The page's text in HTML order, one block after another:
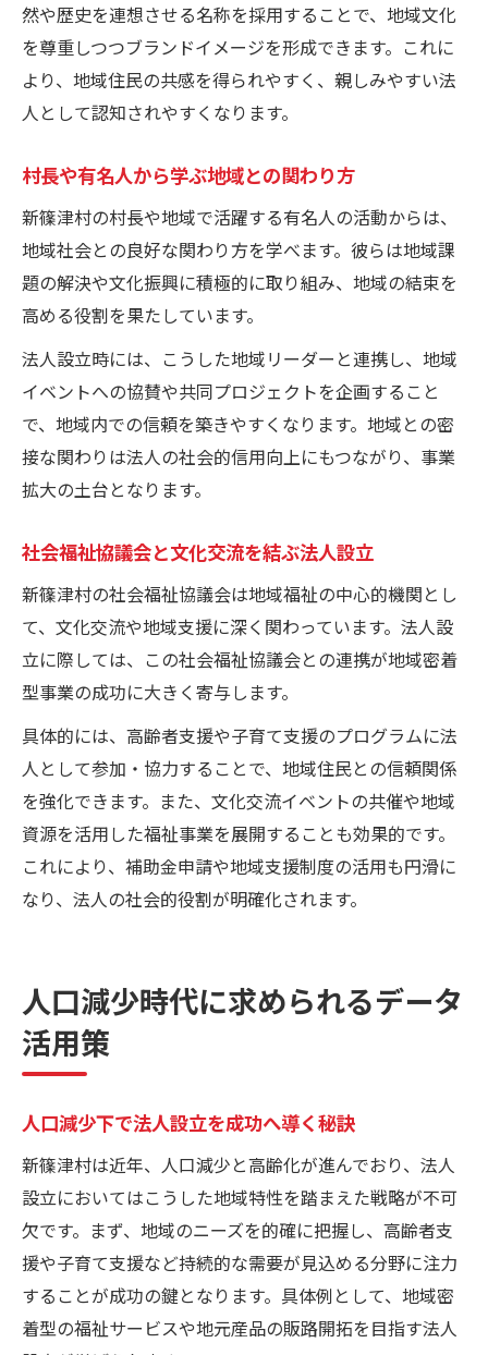
然や歴史を連想させる名称を採用することで、地域文化
を尊重しつつブランドイメージを形成できます。これに
より、地域住民の共感を得られやすく、親しみやすい法
人として認知されやすくなります。
村長や有名人から学ぶ地域との関わり方
新篠津村の村長や地域で活躍する有名人の活動からは、
地域社会との良好な関わり方を学べます。彼らは地域課
題の解決や文化振興に積極的に取り組み、地域の結束を
高める役割を果たしています。
法人設立時には、こうした地域リーダーと連携し、地域
イベントへの協賛や共同プロジェクトを企画すること
で、地域内での信頼を築きやすくなります。地域との密
接な関わりは法人の社会的信用向上にもつながり、事業
拡大の土台となります。
社会福祉協議会と文化交流を結ぶ法人設立
新篠津村の社会福祉協議会は地域福祉の中心的機関とし
て、文化交流や地域支援に深く関わっています。法人設
立に際しては、この社会福祉協議会との連携が地域密着
型事業の成功に大きく寄与します。
具体的には、高齢者支援や子育て支援のプログラムに法
人として参加・協力することで、地域住民との信頼関係
を強化できます。また、文化交流イベントの共催や地域
資源を活用した福祉事業を展開することも効果的です。
これにより、補助金申請や地域支援制度の活用も円滑に
なり、法人の社会的役割が明確化されます。
人口減少時代に求められるデータ
活用策
人口減少下で法人設立を成功へ導く秘訣
新篠津村は近年、人口減少と高齢化が進んでおり、法人
設立においてはこうした地域特性を踏まえた戦略が不可
欠です。まず、地域のニーズを的確に把握し、高齢者支
援や子育て支援など持続的な需要が見込める分野に注力
することが成功の鍵となります。具体例として、地域密
着型の福祉サービスや地元産品の販路開拓を目指す法人